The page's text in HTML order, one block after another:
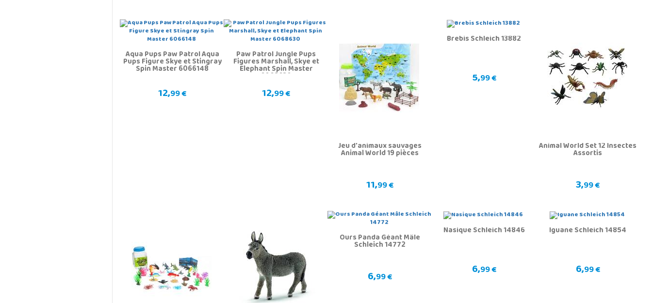
Aqua Pups Paw Patrol Aqua
Pups Figure Skye et Stingray
Spin Master 6066148
12,99 €
Paw Patrol Jungle Pups
Figures Marshall, Skye et
Elephant Spin Master
6068630
12,99 €
Jeu d'animaux sauvages
Animal World 19 pièces
11,99 €
Brebis Schleich 13882
5,99 €
Animal World Set 12 Insectes
Assortis
3,99 €
Ours Panda Géant Mâle
Schleich 14772
6,99 €
Nasique Schleich 14846
6,99 €
Iguane Schleich 14854
6,99 €